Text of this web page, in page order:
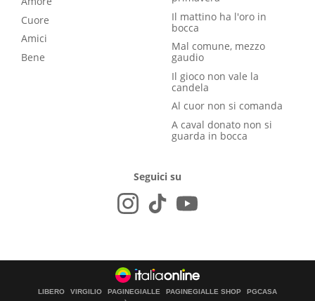
Cuore
Amici
Bene
Il mattino ha l'oro in
bocca
Mal comune, mezzo
gaudio
Il gioco non vale la
candela
Al cuor non si comanda
A caval donato non si
guarda in bocca
Seguici su
LIBERO VIRGILIO PAGINEGIALLE PAGINEGIALLE SHOP
PGCASA